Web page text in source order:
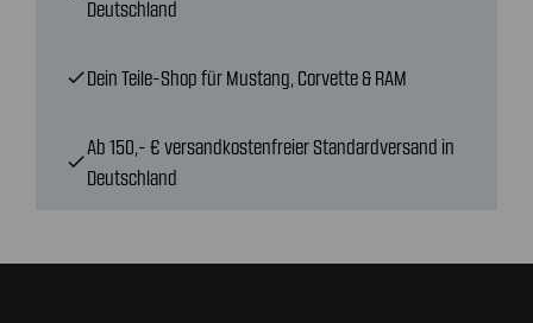
Deutschland
checkDein Teile-Shop für Mustang, Corvette & RAM
check
Ab 150,- € versandkostenfreier Standardversand in
Deutschland